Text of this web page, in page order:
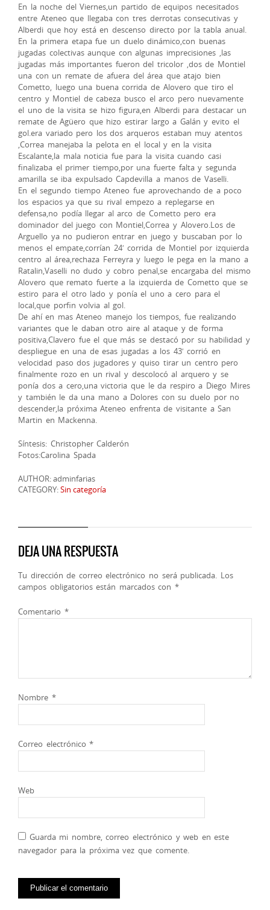
En la noche del Viernes,un partido de equipos necesitados
entre Ateneo que llegaba con tres derrotas consecutivas y
Alberdi que hoy está en descenso directo por la tabla anual.
En la primera etapa fue un duelo dinámico,con buenas
jugadas colectivas aunque con algunas imprecisiones ,las
jugadas más importantes fueron del tricolor ,dos de Montiel
una con un remate de afuera del área que atajo bien
Cometto, luego una buena corrida de Alovero que tiro el
centro y Montiel de cabeza busco el arco pero nuevamente
el uno de la visita se hizo figura,en Alberdi para destacar un
remate de Agüero que hizo estirar largo a Galán y evito el
gol.era variado pero los dos arqueros estaban muy atentos
,Correa manejaba la pelota en el local y en la visita
Escalante,la mala noticia fue para la visita cuando casi
finalizaba el primer tiempo,por una fuerte falta y segunda
amarilla se iba expulsado Capdevilla a manos de Vaselli.
En el segundo tiempo Ateneo fue aprovechando de a poco
los espacios ya que su rival empezo a replegarse en
defensa,no podía llegar al arco de Cometto pero era
dominador del juego con Montiel,Correa y Alovero.Los de
Arguello ya no pudieron entrar en juego y buscaban por lo
menos el empate,corrían 24′ corrida de Montiel por izquierda
centro al área,rechaza Ferreyra y luego le pega en la mano a
Ratalin,Vaselli no dudo y cobro penal,se encargaba del mismo
Alovero que remato fuerte a la izquierda de Cometto que se
estiro para el otro lado y ponía el uno a cero para el
local,que porfin volvia al gol.
De ahí en mas Ateneo manejo los tiempos, fue realizando
variantes que le daban otro aire al ataque y de forma
positiva,Clavero fue el que más se destacó por su habilidad y
despliegue en una de esas jugadas a los 43′ corrió en
velocidad paso dos jugadores y quiso tirar un centro pero
finalmente rozo en un rival y descolocó al arquero y se
ponía dos a cero,una victoria que le da respiro a Diego Mires
y también le da una mano a Dolores con su duelo por no
descender,la próxima Ateneo enfrenta de visitante a San
Martin en Mackenna.
Síntesis: Christopher Calderón
Fotos:Carolina Spada
AUTHOR: adminfarias
CATEGORY:Sin categoría
DEJA UNA RESPUESTA
Tu dirección de correo electrónico no será publicada. Los
campos obligatorios están marcados con *
Comentario *
Nombre *
Correo electrónico*
Web
Guarda mi nombre, correo electrónico y web en este
navegador para la próxima vez que comente.